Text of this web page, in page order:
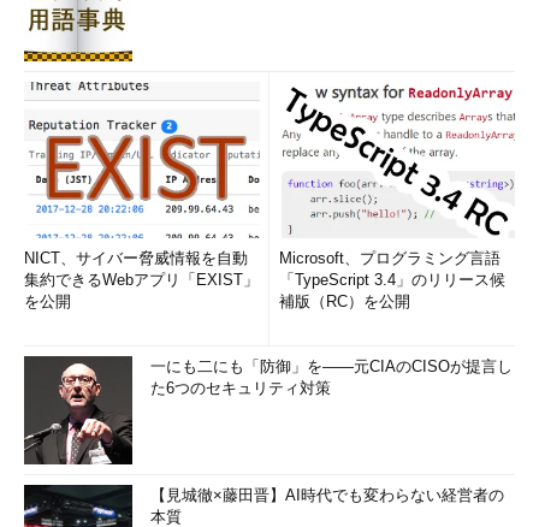
NICT、サイバー脅威情報を自動
集約できるWebアプリ「EXIST」
を公開
Microsoft、プログラミング言語
「TypeScript 3.4」のリリース候
補版（RC）を公開
一にも二にも「防御」を――元CIAのCISOが提言し
た6つのセキュリティ対策
【見城徹×藤田晋】AI時代でも変わらない経営者の
本質